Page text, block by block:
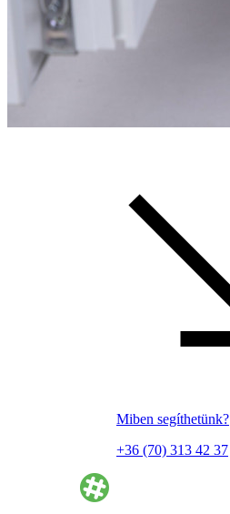
Miben segíthetünk?
+36 (70) 313 42 37